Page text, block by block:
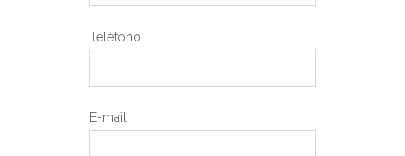
Teléfono
E-mail